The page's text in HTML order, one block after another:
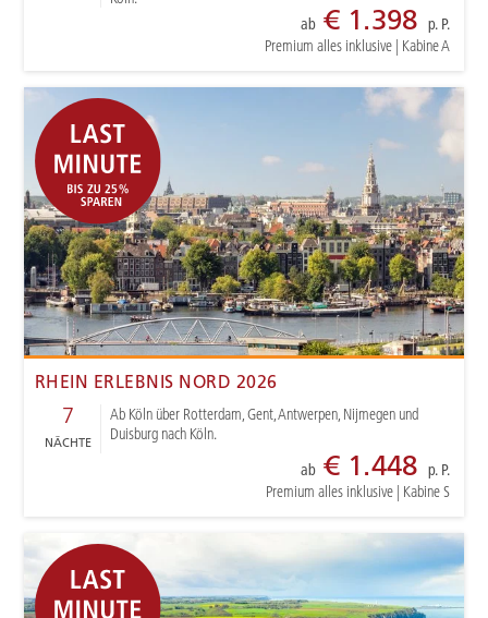
ab€ 1.398 p. P.
Premium alles inklusive | Kabine A
RHEIN ERLEBNIS NORD 2026
7
NÄCHTE
Ab Köln über Rotterdam, Gent, Antwerpen, Nijmegen und
Duisburg nach Köln.
ab€ 1.448 p. P.
Premium alles inklusive | Kabine S